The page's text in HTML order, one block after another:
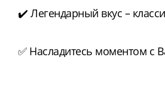
✔️ Легендарный вкус –
✅ Насладитесь моментом с